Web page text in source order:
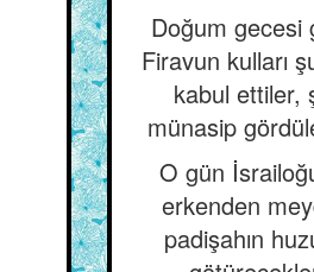
Doğum gecesi
Firavun kulları
kabul ettiler,
münasip
O gün
erkenden
padişahın